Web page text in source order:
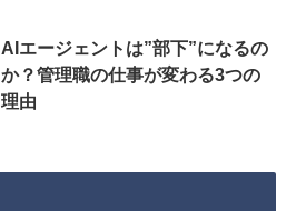
AIエージェントは”部下”になるの
か？管理職の仕事が変わる3つの
理由